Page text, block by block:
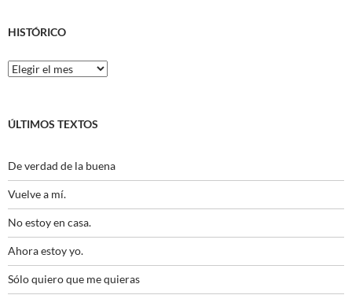
HISTÓRICO
Histórico
ÚLTIMOS TEXTOS
De verdad de la buena
Vuelve a mí.
No estoy en casa.
Ahora estoy yo.
Sólo quiero que me quieras